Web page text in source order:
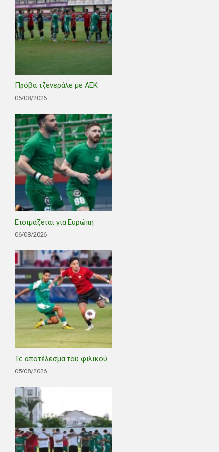
Πρόβα τζενεράλε με ΑΕΚ
06/08/2026
Ετοιμάζεται για Ευρώπη
06/08/2026
Το αποτέλεσμα του φιλικού
05/08/2026